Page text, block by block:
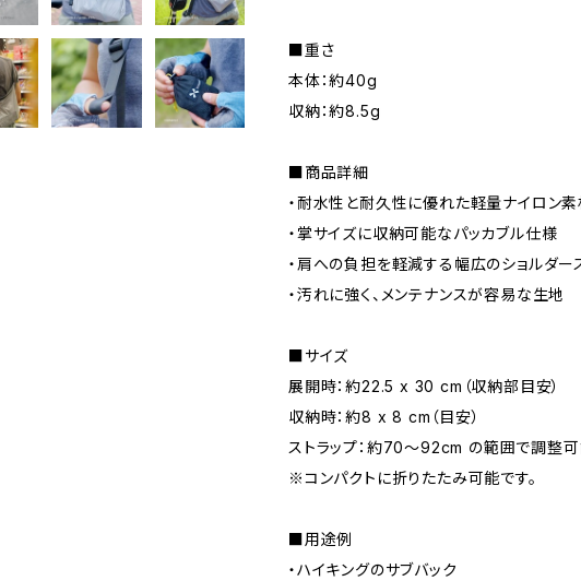
■重さ
本体：約40g
収納：約8.5g
■商品詳細
・耐水性と耐久性に優れた軽量ナイロン素
・掌サイズに収納可能なパッカブル仕様
・肩への負担を軽減する幅広のショルダー
・汚れに強く、メンテナンスが容易な生地
■サイズ
展開時：約22.5 x 30 cm（収納部目安）
収納時：約8 x 8 cm（目安）
ストラップ：約70〜92cm の範囲で調整
※コンパクトに折りたたみ可能です。
■用途例
・ハイキングのサブバック